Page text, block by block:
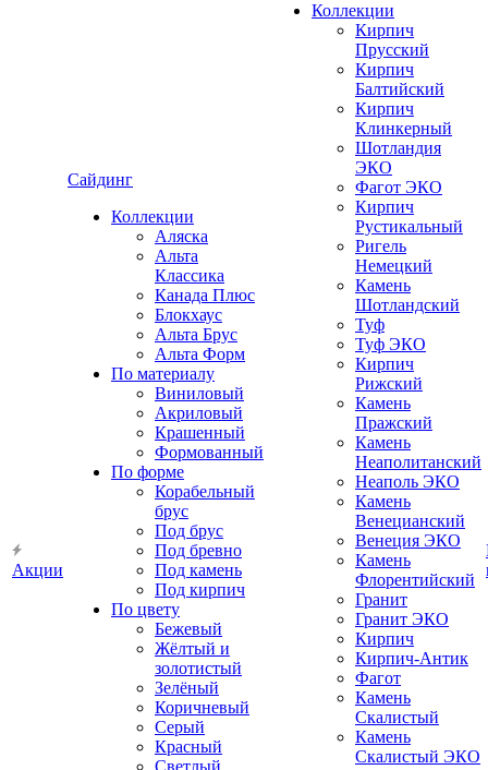
Акции
Сайдинг
Коллекции
Аляска
Альта
Классика
Канада Плюс
Блокхаус
Альта Брус
Альта Форм
По материалу
Виниловый
Акриловый
Крашенный
Формованный
По форме
Корабельный
брус
Под брус
Под бревно
Под камень
Под кирпич
По цвету
Бежевый
Жёлтый и
золотистый
Зелёный
Коричневый
Серый
Красный
Светлый
Коллекции
Кирпич
Прусский
Кирпич
Балтийский
Кирпич
Клинкерный
Шотландия
ЭКО
Фагот ЭКО
Кирпич
Рустикальный
Ригель
Немецкий
Камень
Шотландский
Туф
Туф ЭКО
Кирпич
Рижский
Камень
Пражский
Камень
Неаполитанский
Неаполь ЭКО
Камень
Венецианский
Венеция ЭКО
Камень
Флорентийский
Гранит
Гранит ЭКО
Кирпич
Кирпич-Антик
Фагот
Камень
Скалистый
Камень
Скалистый ЭКО